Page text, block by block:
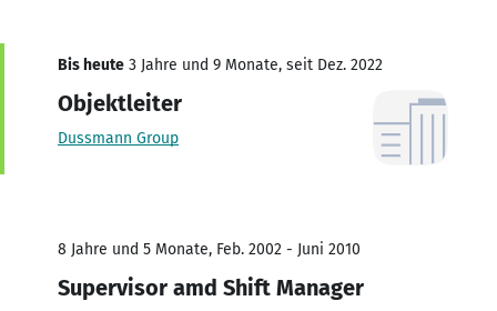
Bis heute 3 Jahre und 9 Monate, seit Dez. 2022
Objektleiter
Dussmann Group
8 Jahre und 5 Monate, Feb. 2002 - Juni 2010
Supervisor amd Shift Manager